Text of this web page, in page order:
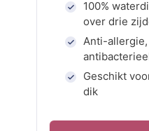
100%
over drie
Anti-
Geschikt
dik